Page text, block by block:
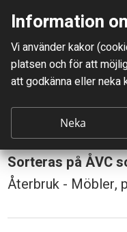
Mellanskånes
Du är här: Kudde, hel
K
d
d
e
Kudde, hel
Sorteras på ÅVC
Återbruk - Möbler,
Information
Vi använder kakor
platsen och för att
att godkänna eller neka
Neka